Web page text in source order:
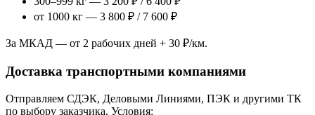
от 1000 кг — 3 800 ₽ / 7 600 ₽
За МКАД — от 2 рабочих дней + 30 ₽/км.
Доставка транспортными компаниями
Отправляем СДЭК, Деловыми Линиями, ПЭК и другими ТК
по выбору заказчика. Условия: